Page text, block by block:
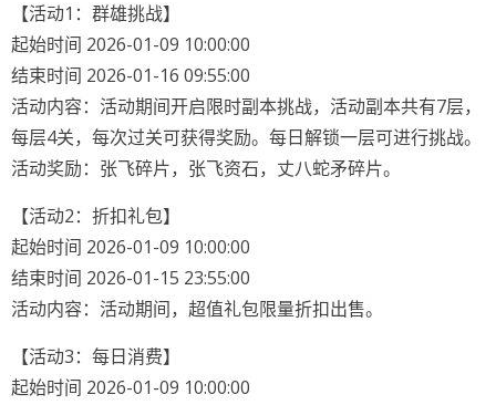
【活动1：群雄挑战】
起始时间 2026-01-09 10:00:00
结束时间 2026-01-16 09:55:00
活动内容：活动期间开启限时副本挑战，活动副本共有7层，
每层4关，每次过关可获得奖励。每日解锁一层可进行挑战。
活动奖励：张飞碎片，张飞资石，丈八蛇矛碎片。
【活动2：折扣礼包】
起始时间 2026-01-09 10:00:00
结束时间 2026-01-15 23:55:00
活动内容：活动期间，超值礼包限量折扣出售。
【活动3：每日消费】
起始时间 2026-01-09 10:00:00